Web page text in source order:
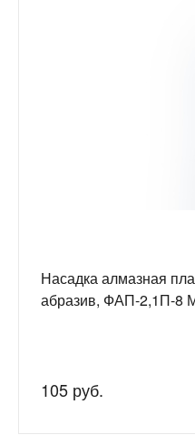
Насадка алмазная
абразив, ФАП-2,1П-8
105 руб.